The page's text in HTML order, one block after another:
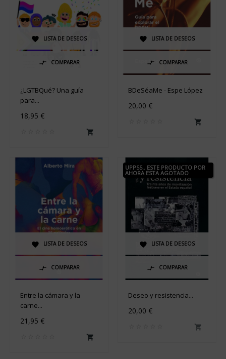
 LISTA DE DESEOS
 COMPARAR
¿LGTBQué? Una guía
para...
18,95 €

 LISTA DE DESEOS
 COMPARAR
BDeSéaMe - Espe López
20,00 €

 LISTA DE DESEOS
 COMPARAR
Entre la cámara y la
carne...
21,95 €

UPPSS.. ESTE PRODUCTO POR
AHORA ESTA AGOTADO
 LISTA DE DESEOS
 COMPARAR
Deseo y resistencia...
20,00 €
